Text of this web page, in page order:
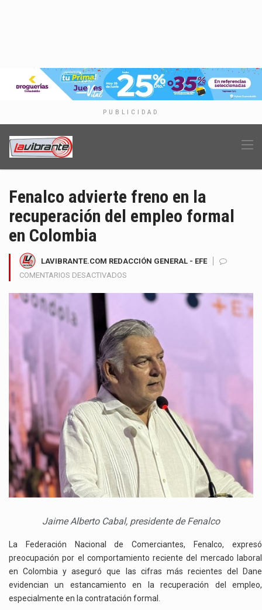
PUBLICIDAD
Fenalco advierte freno en la
recuperación del empleo formal
en Colombia
LAVIBRANTE.COM REDACCIÓN GENERAL - EFE
COMENTARIOS DESACTIVADOS
ADVIERTE
EN
LA
RECUPERACIÓN
DEL
EMPLEO
FORMAL
EN
COLOMBIA
Jaime Alberto Cabal, presidente de Fenalco
La Federación Nacional de Comerciantes, Fenalco, expresó
preocupación por el comportamiento reciente del mercado laboral
en Colombia y aseguró que las cifras más recientes del Dane
evidencian un estancamiento en la recuperación del empleo,
especialmente en la contratación formal.